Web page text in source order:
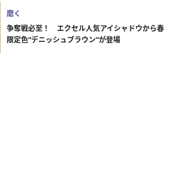
磨く
争奪戦必至！ エクセル人気アイシャドウから春
限定色“デニッシュブラウン”が登場